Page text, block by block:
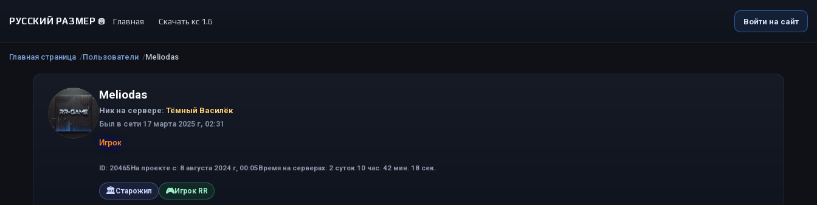
РУССКИЙ РАЗМЕР © Главная Скачать кс 1.6 Войти на сайт
Главная страница Пользователи Meliodas
Meliodas
Ник на сервере: Тёмный Василёк
Был в сети 17 марта 2025 г, 02:31
Игрок
ID: 20465На проекте с: 8 августа 2024 г, 00:05Время на серверах: 2 суток 10 час. 42 мин. 18 сек.
🏛Старожил 🎮Игрок RR